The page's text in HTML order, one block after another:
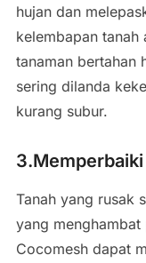
hujan dan
kelembapan
tanaman bertahan
sering dilanda
kurang subur.
Tanah yang rusak
yang menghambat
Cocomesh dapat